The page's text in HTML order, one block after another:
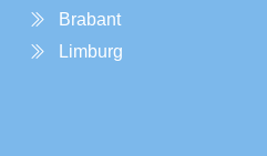
Brabant
Limburg